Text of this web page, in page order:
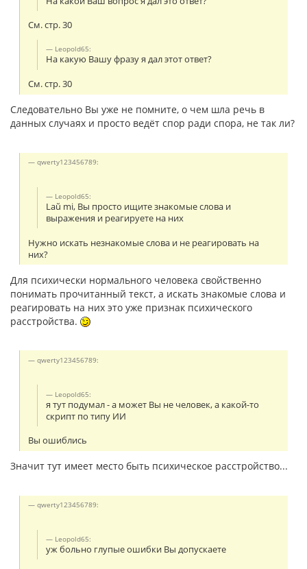
См. стр. 30
Leopold65:
На какую Вашу фразу я дал этот ответ?
См. стр. 30
Следовательно Вы уже не помните, о чем шла речь в
данных случаях и просто ведёт спор ради спора, не так ли?
qwerty123456789:
Leopold65:
Laŭ mi, Вы просто ищите знакомые слова и
выражения и реагируете на них
Нужно искать незнакомые слова и не реагировать на
них?
Для психически нормального человека свойственно
понимать прочитанный текст, а искать знакомые слова и
реагировать на них это уже признак психического
расстройства.
qwerty123456789:
Leopold65:
я тут подумал - а может Вы не человек, а какой-то
скрипт по типу ИИ
Вы ошиблись
Значит тут имеет место быть психическое расстройство...
qwerty123456789:
Leopold65:
уж больно глупые ошибки Вы допускаете